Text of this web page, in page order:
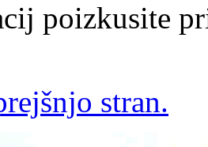
poizkusite
stran.